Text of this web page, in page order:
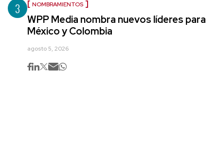
3 NOMBRAMIENTOS
WPP Media nombra nuevos líderes para
México y Colombia
agosto 5, 2026